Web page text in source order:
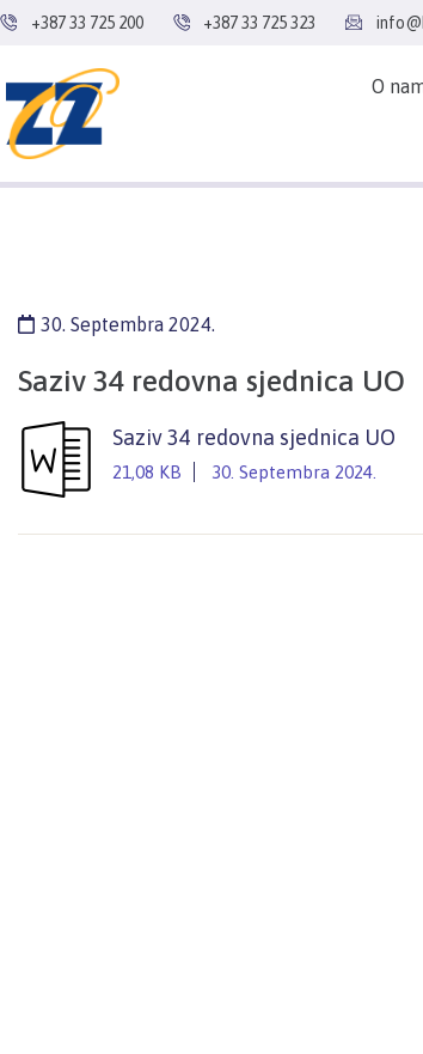
+387 33 725 200 +387 33 725 323
O
30. Septembra 2024.
Saziv 34 redovna sjednica UO
Saziv 34 redovna sjednica UO
21,08 KB 30. Septembra 2024.